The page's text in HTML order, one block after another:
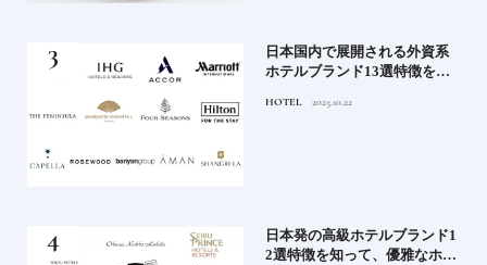
日本国内で展開される外資系
ホテルブランド13選特徴を知
満喫｜ホテルブランド大解剖
HOTEL 2025.10.22
日本発の高級ホテルブランド1
2選特徴を知って、優雅なホテ